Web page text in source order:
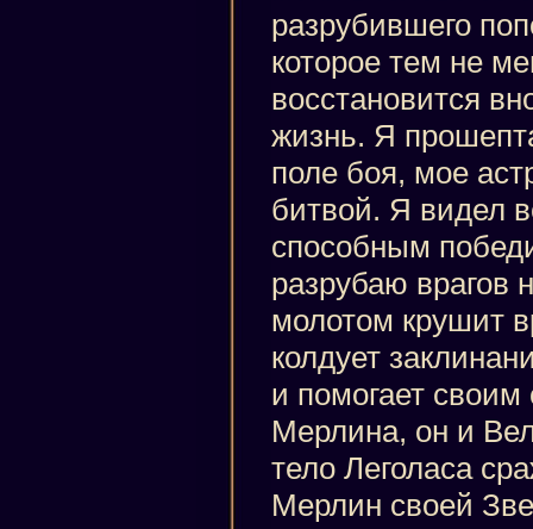
разрубившего
которое тем не
восстановится
жизнь. Я
поле боя, мое
битвой. Я видел
способным
разрубаю врагов
молотом крушит
колдует
и помогает
Мерлина, он и
тело Леголаса
Мерлин своей